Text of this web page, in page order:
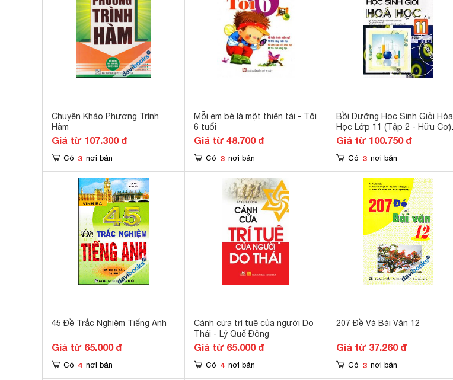
Chuyên Khảo Phương Trình
Hàm
Giá từ 107.300 đ
Có 3 nơi bán
Mỗi em bé là một thiên tài - Tôi
6 tuổi
Giá từ 48.700 đ
Có 3 nơi bán
Bồi Dưỡng Học Sinh Giỏi Hóa
Học Lớp 11 (Tập 2 - Hữu Cơ)
Tác giả Cù Thanh Toàn
Giá từ 100.750 đ
Có 3 nơi bán
45 Đề Trắc Nghiệm Tiếng Anh
Giá từ 65.000 đ
Có 4 nơi bán
Cánh cửa trí tuệ của người Do
Thái - Lý Quế Đông
Giá từ 65.000 đ
Có 4 nơi bán
207 Đề Và Bài Văn 12
Giá từ 37.260 đ
Có 3 nơi bán